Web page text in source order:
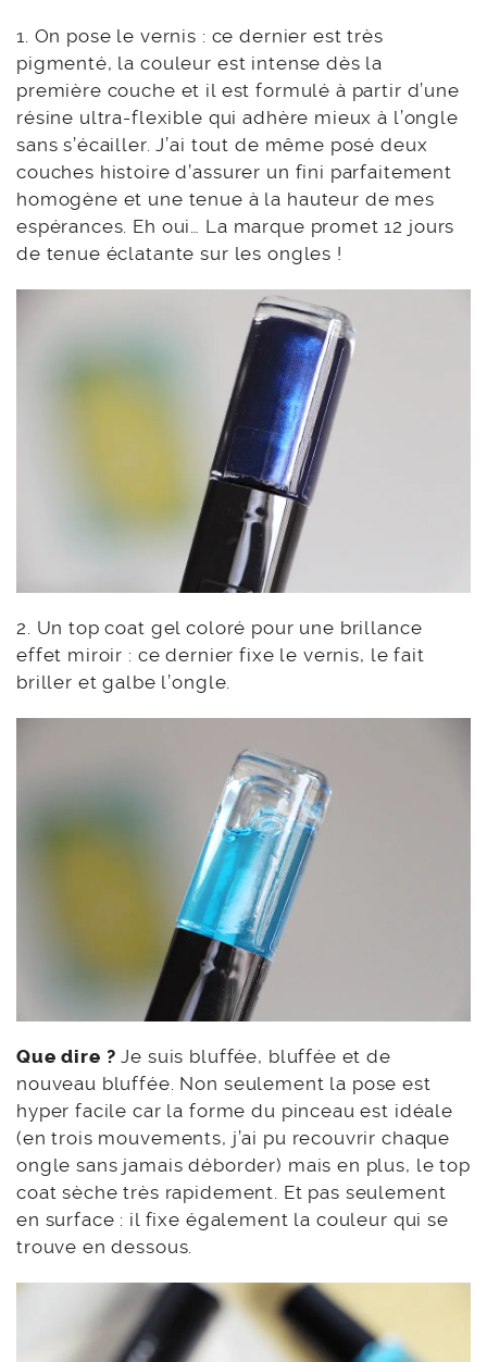
1. On pose le vernis : ce dernier est très
pigmenté, la couleur est intense dès la
première couche et il est formulé à partir d’une
résine ultra-flexible qui adhère mieux à l’ongle
sans s’écailler. J’ai tout de même posé deux
couches histoire d’assurer un fini parfaitement
homogène et une tenue à la hauteur de mes
espérances. Eh oui… La marque promet 12 jours
de tenue éclatante sur les ongles !
2. Un top coat gel coloré pour une brillance
effet miroir : ce dernier fixe le vernis, le fait
briller et galbe l’ongle.
Que dire ? Je suis bluffée, bluffée et de
nouveau bluffée. Non seulement la pose est
hyper facile car la forme du pinceau est idéale
(en trois mouvements, j’ai pu recouvrir chaque
ongle sans jamais déborder) mais en plus, le top
coat sèche très rapidement. Et pas seulement
en surface : il fixe également la couleur qui se
trouve en dessous.